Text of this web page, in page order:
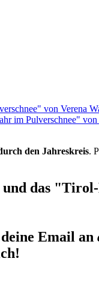
im Pulverschnee" von
den Jahreskreis.
das
Email an